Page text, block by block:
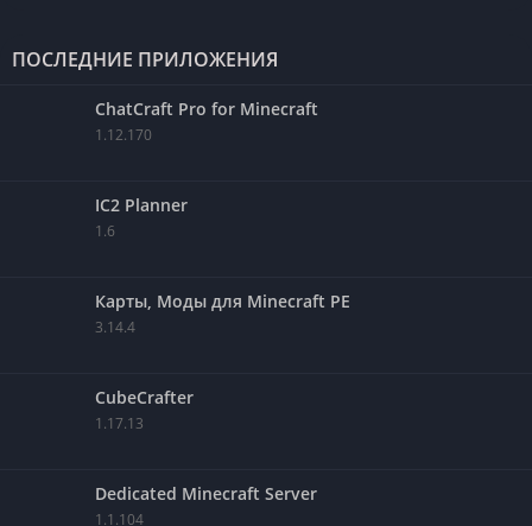
ПОСЛЕДНИЕ ПРИЛОЖЕНИЯ
ChatCraft Pro for Minecraft
1.12.170
IC2 Planner
1.6
Карты, Моды для Minecraft PE
3.14.4
CubeCrafter
1.17.13
Dedicated Minecraft Server
1.1.104